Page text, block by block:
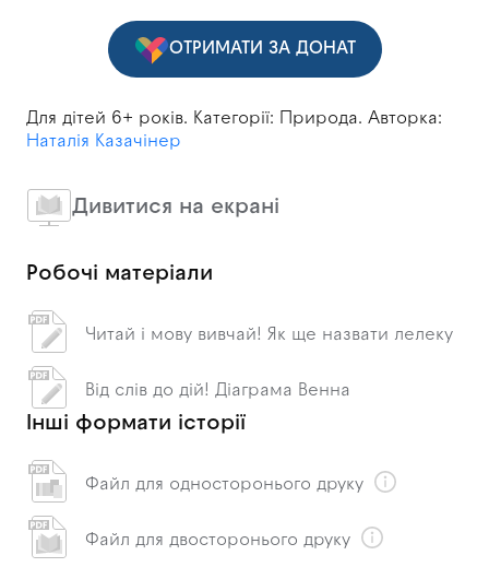
ОТРИМАТИ ЗА ДОНАТ
Для дітей 6+ років. Категорії: Природа. Авторка:
Наталія Казачінер
Дивитися на екрані
Робочі матеріали
Читай і мову вивчай! Як ще назвати лелеку
Від слів до дій! Діаграма Венна
Інші формати історії
Файл для односторонього друку
Файл для двосторонього друку